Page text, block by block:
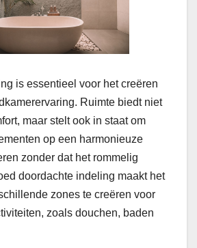
is essentieel voor het creëren
Ruimte biedt niet
maar stelt ook in staat om
op een harmonieuze
zonder dat het rommelig
doordachte indeling maakt het
zones te creëren voor
zoals douchen, baden